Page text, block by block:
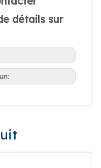
détails sur